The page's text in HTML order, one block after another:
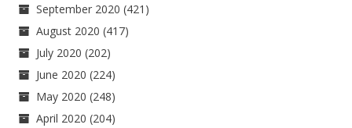
September 2020 (421)
August 2020 (417)
July 2020 (202)
June 2020 (224)
May 2020 (248)
April 2020 (204)